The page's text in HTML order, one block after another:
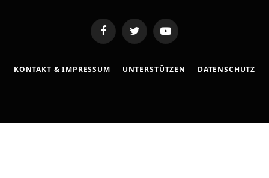
FacebookTwitter YouTube
KONTAKT & IMPRESSUM UNTERSTÜTZEN DATENSCHUTZ